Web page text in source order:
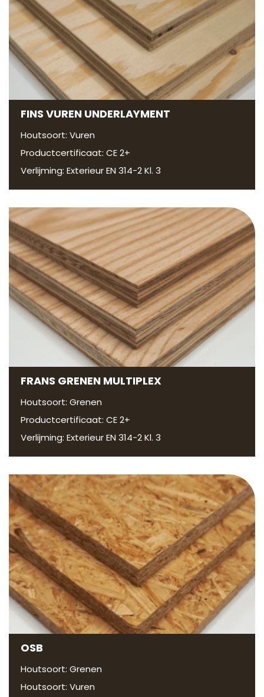
FINS VUREN UNDERLAYMENT
Productcertificaat: CE 2+
Verlijming: Exterieur EN 314-2 Kl. 3
Houtsoort: Vuren
FRANS GRENEN MULTIPLEX
Productcertificaat: CE 2+
Verlijming: Exterieur EN 314-2 Kl. 3
Houtsoort: Grenen
OSB
Houtsoort: Grenen
Houtsoort: Vuren